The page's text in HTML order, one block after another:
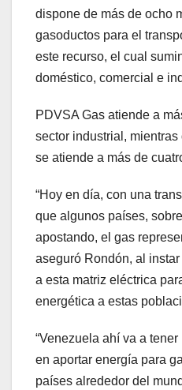
dispone de más de ocho
gasoductos para el
este recurso, el cual
doméstico, comercial e
PDVSA Gas atiende a
sector industrial, mientras
se atiende a más de
“Hoy en día, con una
que algunos países,
apostando, el gas
aseguró Rondón, al
a esta matriz eléctrica
energética a estas
“Venezuela ahí va a
en aportar energía para
países alrededor del